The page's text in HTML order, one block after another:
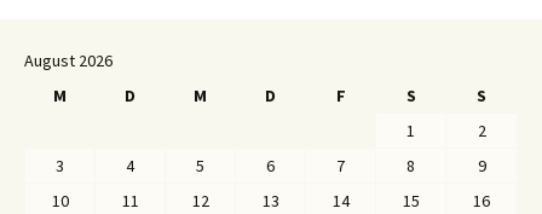
August 2026
M
D M D F S
S
1
2
3
4 5 6 7 8
9
10
11 12 13 14 15
16